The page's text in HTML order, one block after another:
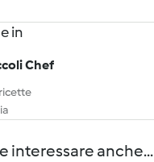
in
Chef
interessare anche...